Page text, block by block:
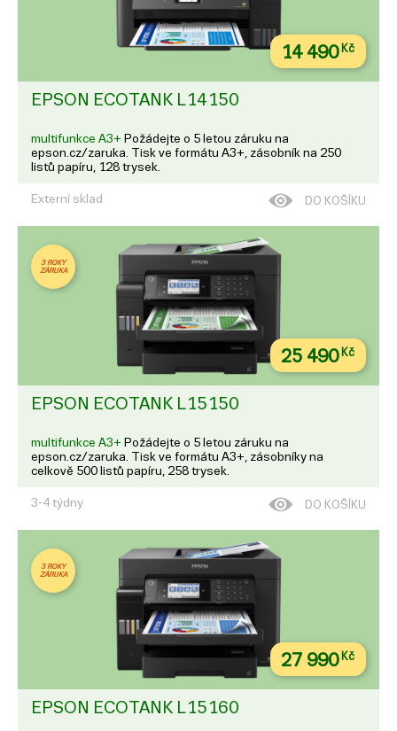
14 490Kč
EPSON ECOTANK L14150
multifunkce A3+ Požádejte o 5 letou záruku na
epson.cz/zaruka. Tisk ve formátu A3+, zásobník na 250
listů papíru, 128 trysek.
Externí sklad DO KOŠÍKU
3 ROKY
ZÁRUKA
25 490Kč
EPSON ECOTANK L15150
multifunkce A3+ Požádejte o 5 letou záruku na
epson.cz/zaruka. Tisk ve formátu A3+, zásobníky na
celkově 500 listů papíru, 258 trysek.
3-4 týdny DO KOŠÍKU
3 ROKY
ZÁRUKA
27 990Kč
EPSON ECOTANK L15160